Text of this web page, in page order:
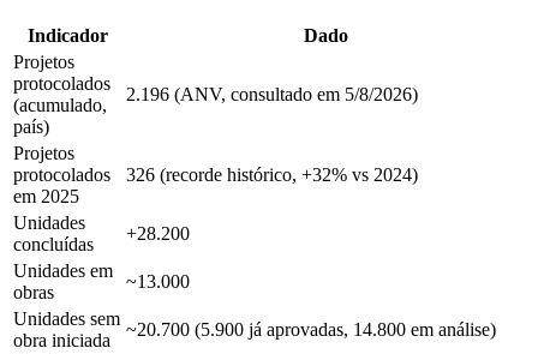
Indicador
Dado
Projetos
protocolados
(acumulado,
país)
2.196 (ANV, consultado em 5/8/2026)
Projetos
protocolados
em 2025
326 (recorde histórico, +32% vs 2024)
Unidades
concluídas
+28.200
Unidades em
obras
~13.000
Unidades sem
obra iniciada
~20.700 (5.900 já aprovadas, 14.800 em análise)